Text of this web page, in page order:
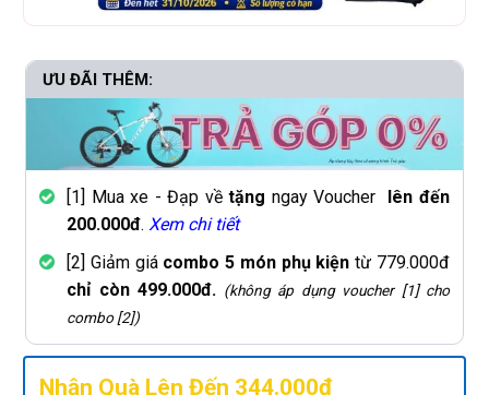
ƯU ĐÃI THÊM:
[1] Mua xe - Đạp vềtặng ngay Voucher lên đến
200.000đ. Xem chi tiết
[2] Giảm giá combo 5 món phụ kiện từ 779.000đ
chỉ còn 499.000đ. (không áp dụng voucher [1] cho
combo [2])
Nhận Quà Lên Đến 344.000đ